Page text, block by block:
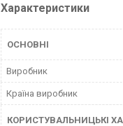
Характеристики
ОСНОВНІ
Виробник
Країна виробник
КОРИСТУВАЛЬНИЦЬКІ